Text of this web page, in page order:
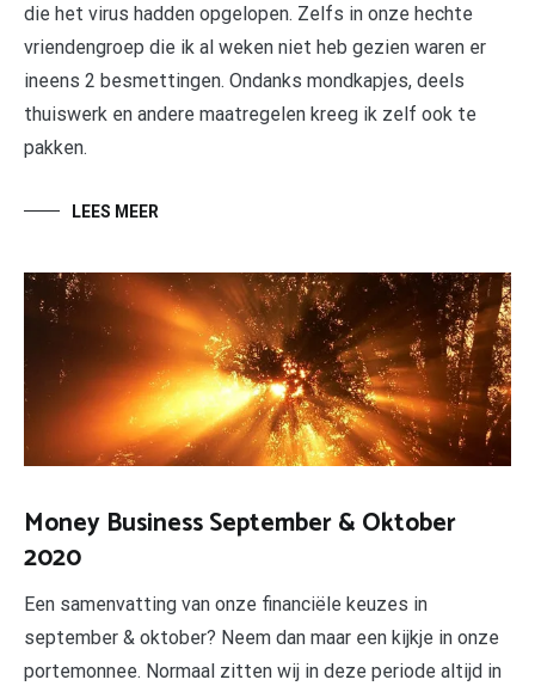
die het virus hadden opgelopen. Zelfs in onze hechte
vriendengroep die ik al weken niet heb gezien waren er
ineens 2 besmettingen. Ondanks mondkapjes, deels
thuiswerk en andere maatregelen kreeg ik zelf ook te
pakken.
LEES MEER
Money Business September & Oktober
2020
Een samenvatting van onze financiële keuzes in
september & oktober? Neem dan maar een kijkje in onze
portemonnee. Normaal zitten wij in deze periode altijd in